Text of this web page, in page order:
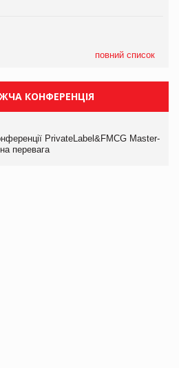
повний список
КОНФЕРЕНЦІЯ
PrivateLabel&FMCG Master-
перевага